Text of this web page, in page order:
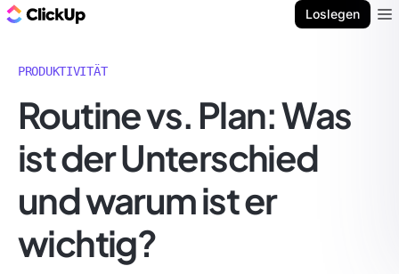
Loslegen
PRODUKTIVITÄT
Routine vs. Plan: Was
ist der Unterschied
und warum ist er
wichtig?